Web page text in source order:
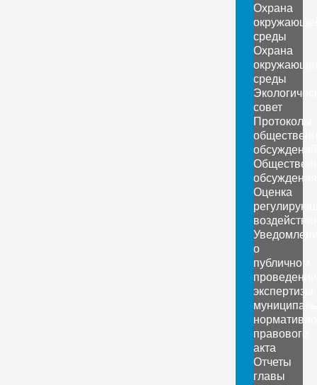
Охрана
среды
Охрана
среды
совет
Протоколы
обсуждений
обсуждения
Оценка
о
публичном
проведении
экспертизы
правового
акта
Отчеты
главы